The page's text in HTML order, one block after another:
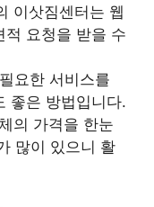
이삿짐센터는 웹
적 요청을 받을 수
요한 서비스를
좋은 방법입니다.
의 가격을 한눈
많이 있으니 활